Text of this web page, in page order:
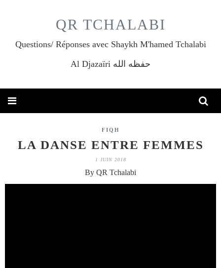
QR TCHALABI
Questions/ Réponses avec Shaykh M'hamed Tchalabi
Al Djazaïri حفظه الله
FIQH
LA DANSE ENTRE FEMMES
1 JUIN 2018
By QR Tchalabi